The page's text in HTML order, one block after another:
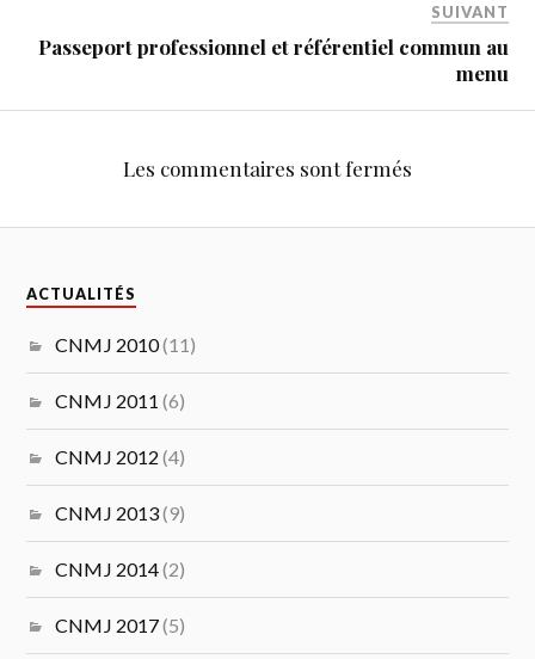
SUIVANT
Passeport professionnel et référentiel commun au
menu
Les commentaires sont fermés
ACTUALITÉS
CNMJ 2010(11)
CNMJ 2011 (6)
CNMJ 2012 (4)
CNMJ 2013(9)
CNMJ 2014(2)
CNMJ 2017(5)